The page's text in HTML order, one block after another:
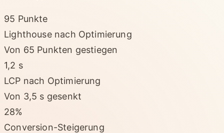
95 Punkte
Lighthouse nach Optimierung
Von 65 Punkten gestiegen
1,2 s
LCP nach Optimierung
Von 3,5 s gesenkt
28%
Conversion-Steigerung